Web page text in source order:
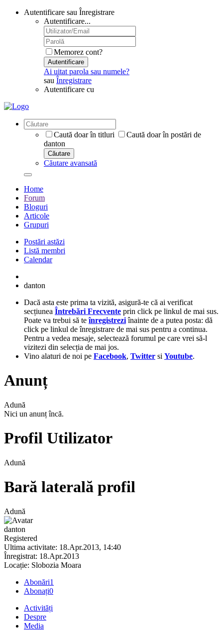
Autentificare sau Înregistrare
Autentificare...
Memorez cont?
Autentificare
Ai uitat parola sau numele?
sau Înregistrare
Autentificare cu
Caută doar în titluri
Caută doar în postări de
danton
Căutare
Căutare avansată
Home
Forum
Bloguri
Articole
Grupuri
Postări astăzi
Listă membri
Calendar
danton
Dacă asta este prima ta vizită, asigură-te că ai verificat
secțiunea Întrebări Frecvente prin click pe linkul de mai sus.
Poate va trebui să teînregistreziînainte de a putea posta: dă
click pe linkul de înregistrare de mai sus pentru a continua.
Pentru a vedea mesaje, selectează forumul pe care vrei să-l
vizitezi din selecția de mai jos.
Vino alaturi de noi pe Facebook, Twitter si Youtube.
Anunț
Adună
Nici un anunț încă.
Profil Utilizator
Adună
Bară laterală profil
Adună
danton
Registered
Ultima activitate: 18.Apr.2013, 14:40
Înregistrat: 18.Apr.2013
Locație: Slobozia Moara
Abonări1
Abonați0
Activități
Despre
Media